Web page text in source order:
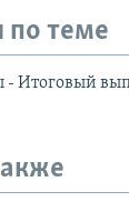
теме
- Итоговый